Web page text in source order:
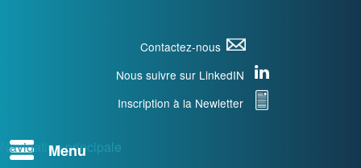
Contactez-nous
Nous suivre sur LinkedIN
Inscription à la Newletter
Navigation principale